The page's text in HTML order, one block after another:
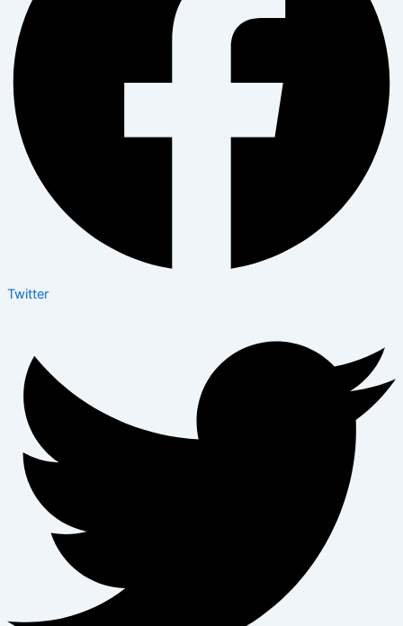
Twitter